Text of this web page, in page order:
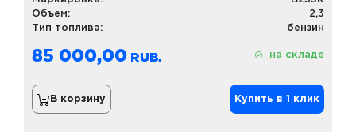
Объем:
2,3
Тип топлива:
бензин
85 000,00 на складе
В корзину Купить в 1 клик